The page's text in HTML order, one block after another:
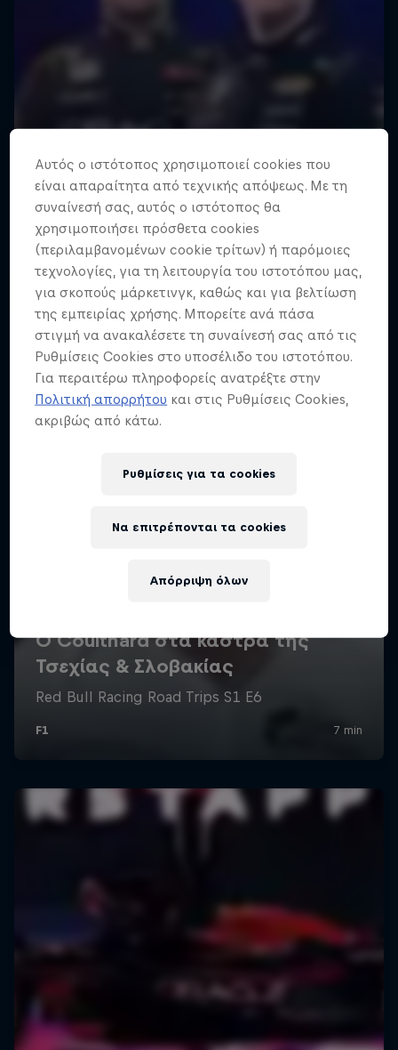
Αυτός ο ιστότοπος χρησιμοποιεί cookies που
είναι απαραίτητα από τεχνικής απόψεως. Με τη
συναίνεσή σας, αυτός ο ιστότοπος θα
χρησιμοποιήσει πρόσθετα cookies
(περιλαμβανομένων cookie τρίτων) ή παρόμοιες
τεχνολογίες, για τη λειτουργία του ιστοτόπου μας,
για σκοπούς μάρκετινγκ, καθώς και για βελτίωση
της εμπειρίας χρήσης. Μπορείτε ανά πάσα
στιγμή να ανακαλέσετε τη συναίνεσή σας από τις
Ρυθμίσεις Cookies στο υποσέλιδο του ιστοτόπου.
Για περαιτέρω πληροφορείς ανατρέξτε στην
Πολιτική απορρήτου και στις Ρυθμίσεις Cookies,
ακριβώς από κάτω.
Ρυθμίσεις για τα cookies
Απόρριψη όλων
Να επιτρέπονται τα cookies